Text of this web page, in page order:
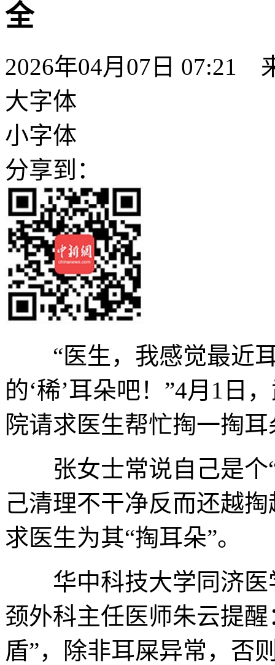
全
2026年04月07日 07:21
大字体
小字体
分享到：
“医生，我感觉最近耳
的‘稀’耳朵吧！”4月1日
院请求医生帮忙掏一掏耳
张女士常说自己是个“
己清理不干净反而还越
求医生为其“掏耳朵”。
华中科技大学同济医
颈外科主任医师朱云提
盾”，除非耳屎异常，否